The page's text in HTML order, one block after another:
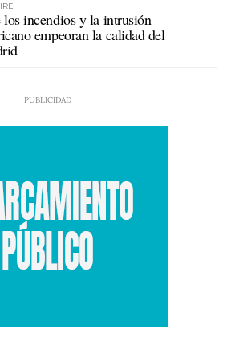
incendios y la intrusión
empeoran la calidad del